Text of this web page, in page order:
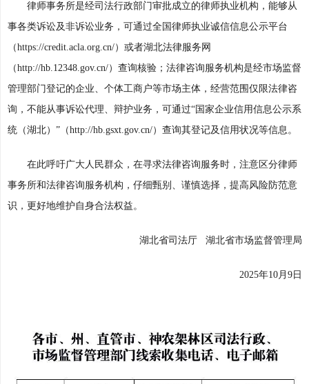
律师事务所是经司法行政部门审批成立的律师执业机构，能够从
事各类诉讼及非诉讼业务，可通过全国律师执业诚信信息公示平台
（https://credit.acla.org.cn/）或者湖北法律服务网
（http://hb.12348.gov.cn/）查询核验；法律咨询服务机构是经市场监督
管理部门登记的企业、个体工商户等市场主体，经营范围仅限法律咨
询，不能从事诉讼代理、辩护业务，可通过“国家企业信用信息公示系
统（湖北）”（http://hb.gsxt.gov.cn/）查询其登记及信用状况等信息。
在此呼吁广大人民群众，在寻求法律咨询服务时，注意区分律师
事务所和法律咨询服务机构，仔细甄别、谨慎选择，提高风险防范意
识，更好地维护自身合法权益。
湖北省司法厅 湖北省市场监督管理局
2025年10月9日